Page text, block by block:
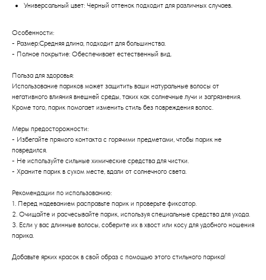
Универсальный цвет: Черный оттенок подходит для различных случаев.
Особенности:
- Размер:Средняя длина, подходит для большинства.
- Полное покрытие: Обеспечивает естественный вид.
Польза для здоровья:
Использование париков может защитить ваши натуральные волосы от
негативного влияния внешней среды, таких как солнечные лучи и загрязнения.
Кроме того, парик помогает изменить стиль без повреждения волос.
Меры предосторожности:
- Избегайте прямого контакта с горячими предметами, чтобы парик не
повредился.
- Не используйте сильные химические средства для чистки.
- Храните парик в сухом месте, вдали от солнечного света.
Рекомендации по использованию:
1. Перед надеванием расправьте парик и проверьте фиксатор.
2. Очищайте и расчесывайте парик, используя специальные средства для ухода.
3. Если у вас длинные волосы, соберите их в хвост или косу для удобного ношения
парика.
Добавьте ярких красок в свой образ с помощью этого стильного парика!